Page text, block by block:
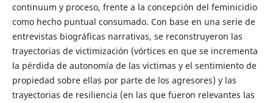
continuum y proceso, frente a la concepción del feminicidio
como hecho puntual consumado. Con base en una serie de
entrevistas biográficas narrativas, se reconstruyeron las
trayectorias de victimización (vórtices en que se incrementa
la pérdida de autonomía de las víctimas y el sentimiento de
propiedad sobre ellas por parte de los agresores) y las
trayectorias de resiliencia (en las que fueron relevantes las